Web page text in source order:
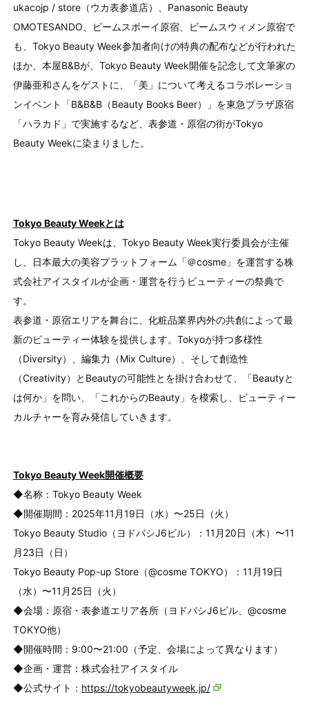
ukacojp / store（ウカ表参道店）、Panasonic Beauty
OMOTESANDO、ビームスボーイ原宿、ビームスウィメン原宿で
も、Tokyo Beauty Week参加者向けの特典の配布などが行われた
ほか、本屋B&Bが、Tokyo Beauty Week開催を記念して文筆家の
伊藤亜和さんをゲストに、「美」について考えるコラボレーショ
ンイベント「B&B&B（Beauty Books Beer）」を東急プラザ原宿
「ハラカド」で実施するなど、表参道・原宿の街がTokyo
Beauty Weekに染まりました。
Tokyo Beauty Weekとは
Tokyo Beauty Weekは、Tokyo Beauty Week実行委員会が主催
し、日本最大の美容プラットフォーム「＠cosme」を運営する株
式会社アイスタイルが企画・運営を行うビューティーの祭典で
す。
表参道・原宿エリアを舞台に、化粧品業界内外の共創によって最
新のビューティー体験を提供します。Tokyoが持つ多様性
（Diversity）、編集力（Mix Culture）、そして創造性
（Creativity）とBeautyの可能性とを掛け合わせて、「Beautyと
は何か」を問い、「これからのBeauty」を模索し、ビューティー
カルチャーを育み発信していきます。
Tokyo Beauty Week開催概要
◆名称：Tokyo Beauty Week
◆開催期間：2025年11月19日（水）〜25日（火）
Tokyo Beauty Studio（ヨドバシJ6ビル）：11月20日（木）〜11
月23日（日）
Tokyo Beauty Pop-up Store（@cosme TOKYO）：11月19日
（水）〜11月25日（火）
◆会場：原宿・表参道エリア各所（ヨドバシJ6ビル、@cosme
TOKYO他）
◆開催時間：9:00〜21:00（予定、会場によって異なります）
◆企画・運営：株式会社アイスタイル
◆公式サイト： https://tokyobeautyweek.jp/